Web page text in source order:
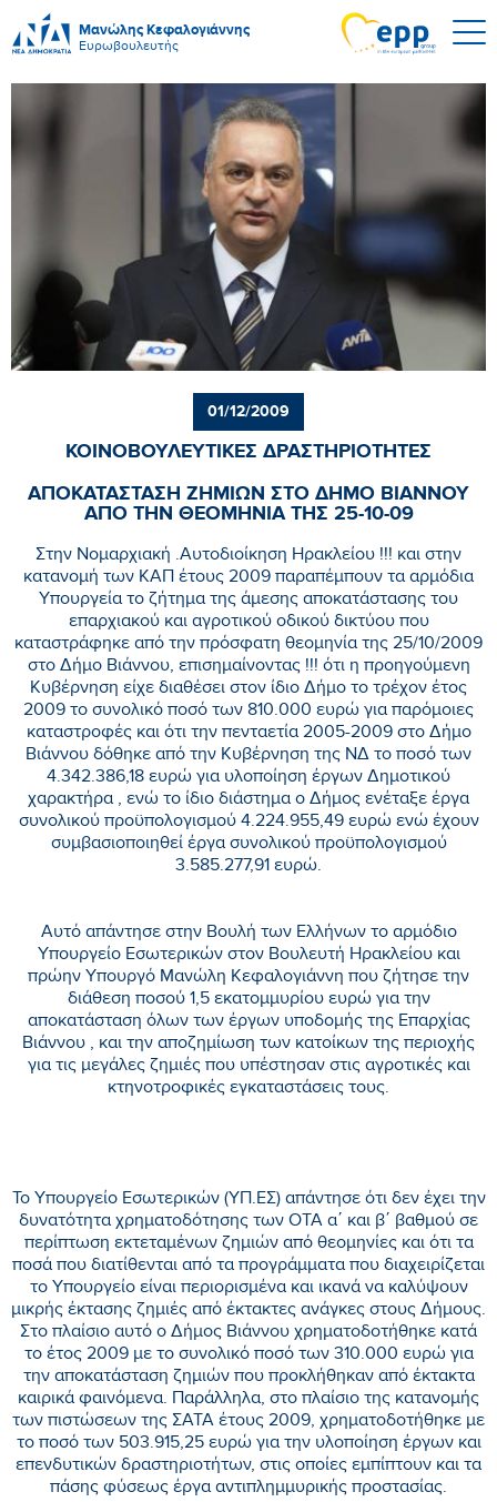
Μανώλης Κεφαλογιάννης
Ευρωβουλευτής
01/12/2009
ΚΟΙΝΟΒΟΥΛΕΥΤΙΚΕΣ ΔΡΑΣΤΗΡΙΟΤΗΤΕΣ
ΑΠΟΚΑΤΑΣΤΑΣΗ ΖΗΜΙΩΝ ΣΤΟ ΔΗΜΟ ΒΙΑΝΝΟΥ
ΑΠΟ ΤΗΝ ΘΕΟΜΗΝΙΑ ΤΗΣ 25-10-09
Στην Νομαρχιακή .Αυτοδιοίκηση Ηρακλείου !!! και στην
κατανομή των ΚΑΠ έτους 2009 παραπέμπουν τα αρμόδια
Υπουργεία το ζήτημα της άμεσης αποκατάστασης του
επαρχιακού και αγροτικού οδικού δικτύου που
καταστράφηκε από την πρόσφατη θεομηνία της 25/10/2009
στο Δήμο Βιάννου, επισημαίνοντας !!! ότι η προηγούμενη
Κυβέρνηση είχε διαθέσει στον ίδιο Δήμο το τρέχον έτος
2009 το συνολικό ποσό των 810.000 ευρώ για παρόμοιες
καταστροφές και ότι την πενταετία 2005-2009 στο Δήμο
Βιάννου δόθηκε από την Κυβέρνηση της ΝΔ το ποσό των
4.342.386,18 ευρώ για υλοποίηση έργων Δημοτικού
χαρακτήρα , ενώ το ίδιο διάστημα ο Δήμος ενέταξε έργα
συνολικού προϋπολογισμού 4.224.955,49 ευρώ ενώ έχουν
συμβασιοποιηθεί έργα συνολικού προϋπολογισμού
3.585.277,91 ευρώ.
Αυτό απάντησε στην Βουλή των Ελλήνων το αρμόδιο
Υπουργείο Εσωτερικών στον Βουλευτή Ηρακλείου και
πρώην Υπουργό Μανώλη Κεφαλογιάννη που ζήτησε την
διάθεση ποσού 1,5 εκατομμυρίου ευρώ για την
αποκατάσταση όλων των έργων υποδομής της Επαρχίας
Βιάννου , και την αποζημίωση των κατοίκων της περιοχής
για τις μεγάλες ζημιές που υπέστησαν στις αγροτικές και
κτηνοτροφικές εγκαταστάσεις τους.
Το Υπουργείο Εσωτερικών (ΥΠ.ΕΣ) απάντησε ότι δεν έχει την
δυνατότητα χρηματοδότησης των ΟΤΑ α΄ και β΄ βαθμού σε
περίπτωση εκτεταμένων ζημιών από θεομηνίες και ότι τα
ποσά που διατίθενται από τα προγράμματα που διαχειρίζεται
το Υπουργείο είναι περιορισμένα και ικανά να καλύψουν
μικρής έκτασης ζημιές από έκτακτες ανάγκες στους Δήμους.
Στο πλαίσιο αυτό ο Δήμος Βιάννου χρηματοδοτήθηκε κατά
το έτος 2009 με το συνολικό ποσό των 310.000 ευρώ για
την αποκατάσταση ζημιών που προκλήθηκαν από έκτακτα
καιρικά φαινόμενα. Παράλληλα, στο πλαίσιο της κατανομής
των πιστώσεων της ΣΑΤΑ έτους 2009, χρηματοδοτήθηκε με
το ποσό των 503.915,25 ευρώ για την υλοποίηση έργων και
επενδυτικών δραστηριοτήτων, στις οποίες εμπίπτουν και τα
πάσης φύσεως έργα αντιπλημμυρικής προστασίας.